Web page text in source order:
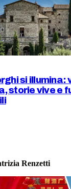
si
storie vive e
Renzetti